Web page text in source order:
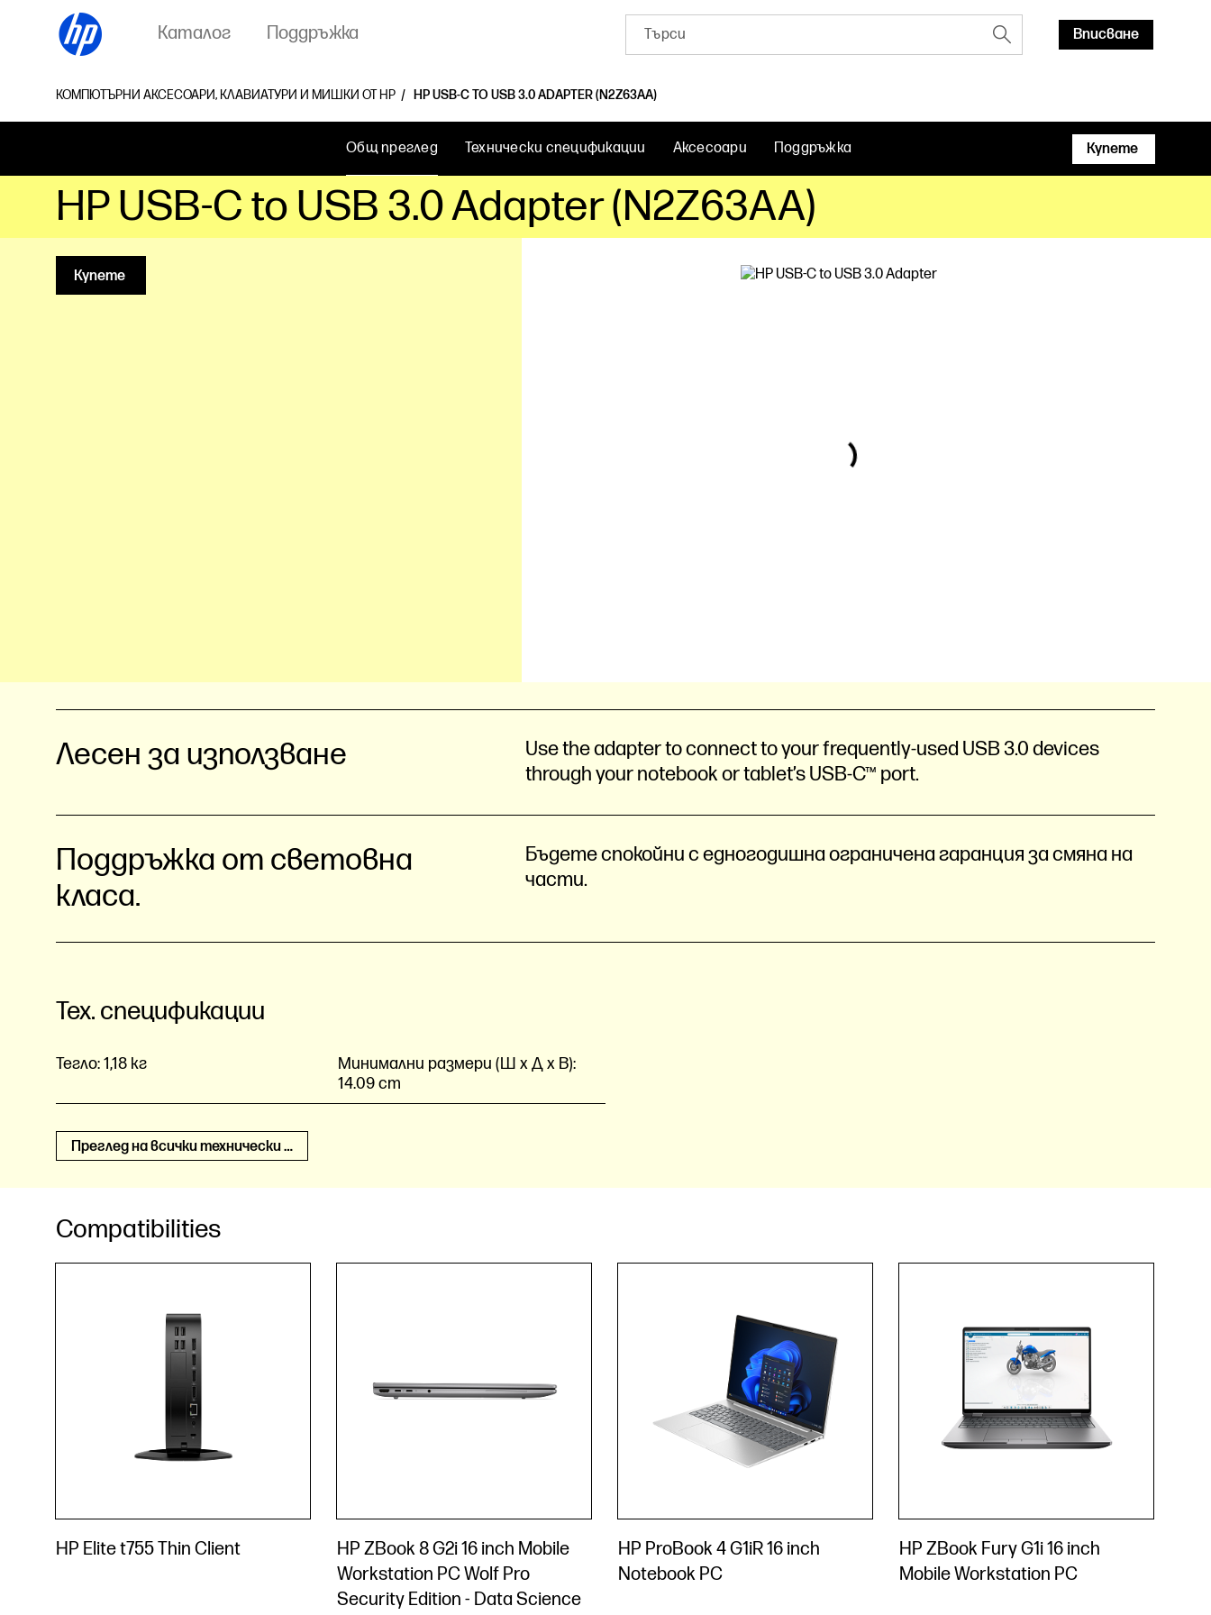
Каталог Поддръжка Вписване
КОМПЮТЪРНИ АКСЕСОАРИ, КЛАВИАТУРИ И МИШКИ ОТ HP HP USB-C TO USB 3.0 ADAPTER (N2Z63AA)
Общ преглед Технически спецификации Аксесоари Поддръжка Купете
HP USB-C to USB 3.0 Adapter (N2Z63AA)
Купете
Лесен за използване
Use the adapter to connect to your frequently-used USB 3.0 devices
through your notebook or tablet’s USB-C™ port.
Поддръжка от световна
класа.
Бъдете спокойни с едногодишна ограничена гаранция за смяна на
части.
Тех. спецификации
Тегло:1,18 кг
Минимални размери (Ш x Д x В):
14.09 cm
Преглед на всички технически спецификации
Compatibilities
HP Elite t755 Thin Client
HP ZBook 8 G2i 16 inch Mobile
Workstation PC Wolf Pro
Security Edition - Data Science
HP ProBook 4 G1iR 16 inch
Notebook PC
HP ZBook Fury G1i 16 inch
Mobile Workstation PC